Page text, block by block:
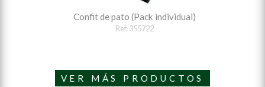
Confit de pato (Pack individual)
Ref. 355722
VER MÁS PRODUCTOS